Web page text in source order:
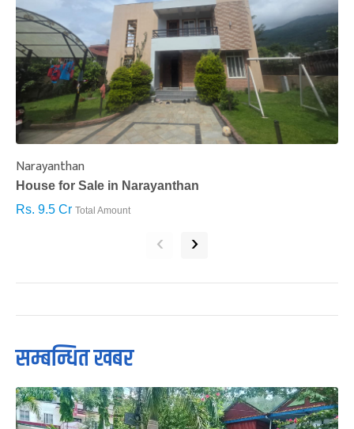
Narayanthan
House for Sale in Narayanthan
Rs. 9.5 Cr Total Amount
‹ ›
सम्बन्धित खबर